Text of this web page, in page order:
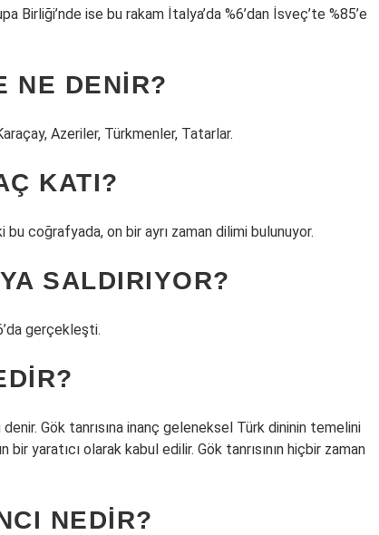
Birliği’nde ise bu rakam İtalya’da %6’dan İsveç’te %85’e
NE DENIR?
Azeriler, Türkmenler, Tatarlar.
KATI?
coğrafyada, on bir ayrı zaman dilimi bulunuyor.
SALDIRIYOR?
gerçekleşti.
Gök tanrısına inanç geleneksel Türk dininin temelini
yaratıcı olarak kabul edilir. Gök tanrısının hiçbir zaman
NEDIR?